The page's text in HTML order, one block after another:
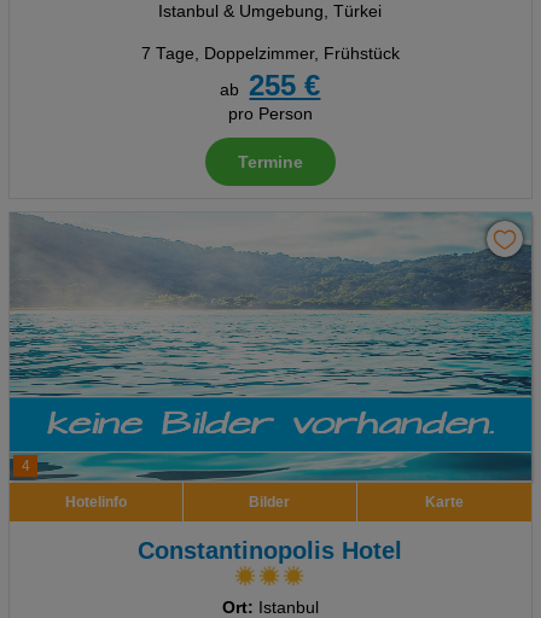
Istanbul & Umgebung, Türkei
7 Tage, Doppelzimmer, Frühstück
ab
255 €
pro Person
Termine
4
Hotelinfo Bilder Karte
Constantinopolis Hotel
Ort: Istanbul